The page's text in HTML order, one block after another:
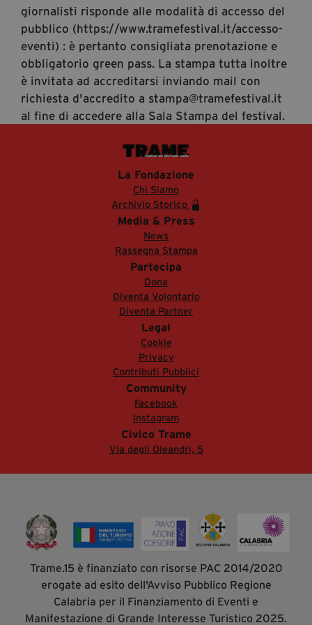
giornalisti risponde alle modalità di accesso del
pubblico (https://www.tramefestival.it/accesso-
eventi) : è pertanto consigliata prenotazione e
obbligatorio green pass. La stampa tutta inoltre
è invitata ad accreditarsi inviando mail con
richiesta d'accredito a stampa@tramefestival.it
al fine di accedere alla Sala Stampa del festival.
La Fondazione
Chi Siamo
Archivio Storico
Media & Press
News
Rassegna Stampa
Partecipa
Dona
Diventa Volontario
Diventa Partner
Legal
Cookie
Privacy
Contributi Pubblici
Community
Facebook
Instagram
Civico Trame
Via degli Oleandri, 5
Trame.15 è finanziato con risorse PAC 2014/2020
erogate ad esito dell'Avviso Pubblico Regione
Calabria per il Finanziamento di Eventi e
Manifestazione di Grande Interesse Turistico 2025.